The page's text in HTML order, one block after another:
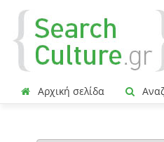
Αρχική σελίδα